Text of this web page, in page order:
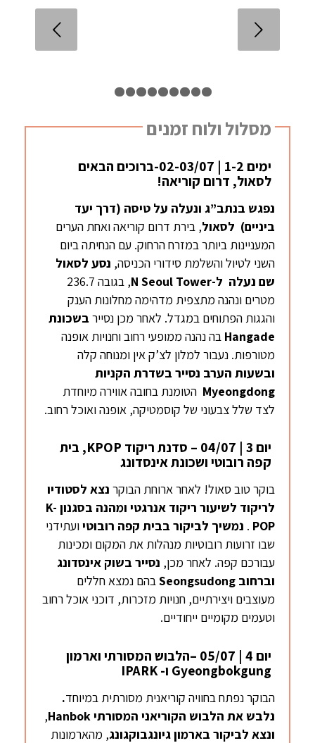
1 2 3
מסלול ולוח זמנים
ימים 1-2 | 02-03/07-ברוכים הבאים
לסאול, דרום קוריאה!
נפגש בנתב”ג ונעלה על טיסה (דרך יעד
ביניים) לסאול, בירת דרום קוריאה ואחת הערים
המעניינות ביותר במזרח הרחוק. עם הנחיתה ביום
השני לטיול והשלמת סידורי הכניסה, נסע לסאול
שם נעלה ל-N Seoul Tower
, בגובה 236.7
מטרים ונהנה מתצפית מדהימה מחלונות הענק
והגגות הפתוחים במגדל. לאחר מכן נסייר בשכונת
Hangade בה נהנה ממופעי רחוב וחנויות אופנה
מטורפות. נעבור למלון לצ’ק אין ומנוחה קלה
ובשעות הערב נסייר בשדרת הקניות
Myeongdong הטומנת בחובה אווירה מיוחדת
לצד שלל צבעוני של קוסמטיקה, אופנה ואוכל רחוב.
יום 3 | 04/07 – סדנת ריקוד KPOP, בית
קפה רובוטי ושכונת אינסדונג
בוקר טוב סאול! לאחר ארוחת הבוקר נצא לסטודיו
לריקוד לשיעור ריקוד אנרגטי ומהנה בסגנון K-
POP
. נמשיך לביקור בבית קפה רובוטיועתידני
שבו זרועות רובוטיות מנהלות את המקום ומכינות
עבורכם קפה. לאחר מכן, נסייר בשוקאינסדונג
וברחובSeongsudongבהם נמצא חללים
מעוצבים ויצירתיים, חנויות מזכרות, דוכני אוכל רחוב
וטעמים מקומיים ייחודיים.
יום 4 | 05/07 –הלבוש המסורתי וארמון
Gyeongbokgung ו- IPARK
הבוקר נפתח בחוויה קוריאנית מסורתית במיוחד.
נלבש את הלבוש הקוריאני המסורתיHanbok
,
ונצא לביקור בארמוןגיונגבוקגונג, מהארמונות